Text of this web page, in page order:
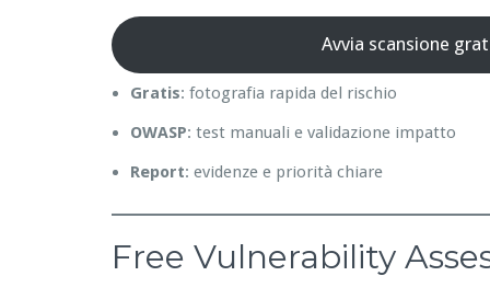
Avvia scansione
Gratis: fotografia rapida del rischio
OWASP: test manuali e validazione impatto
Report: evidenze e priorità chiare
Free Vulnerability